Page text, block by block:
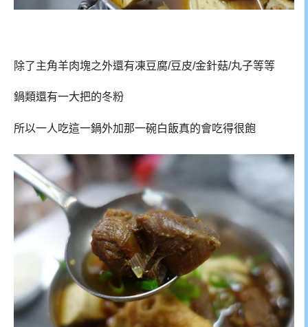
除了主角羊肉塊之外還有凍豆腐/豆皮/金針菇/丸子等等
鍋類還有一大把的冬粉
所以一人吃這一鍋外加那一碗白飯真的會吃得很飽